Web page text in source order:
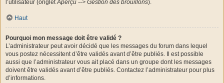
l’utilisateur (ongletAperçu --> Gestion des brouillons).
Haut
Pourquoi mon message doit être validé ?
L’administrateur peut avoir décidé que les messages du forum dans lequel
vous postez nécessitent d’être validés avant d’être publiés. Il est possible
aussi que l’administrateur vous ait placé dans un groupe dont les messages
doivent être validés avant d’être publiés. Contactez l’administrateur pour plus
d’informations.